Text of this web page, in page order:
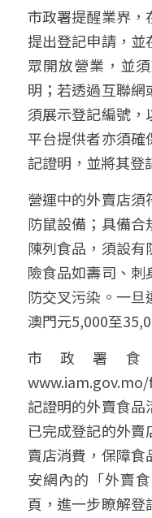
市政署提醒業界，
提出登記申請，並
眾開放營業，並
明；若透過互聯網
須展示登記編號，
平台提供者亦須確
記證明，並將其登
營運中的外賣店須
防鼠設備；具備合
陳列食品，須設有
險食品如壽司、刺
防交叉污染。一
澳門元5,000至
市政署
記證明的外賣食品
已完成登記的外
賣店消費，保障食
安網內的「外賣
頁，進一步瞭解登